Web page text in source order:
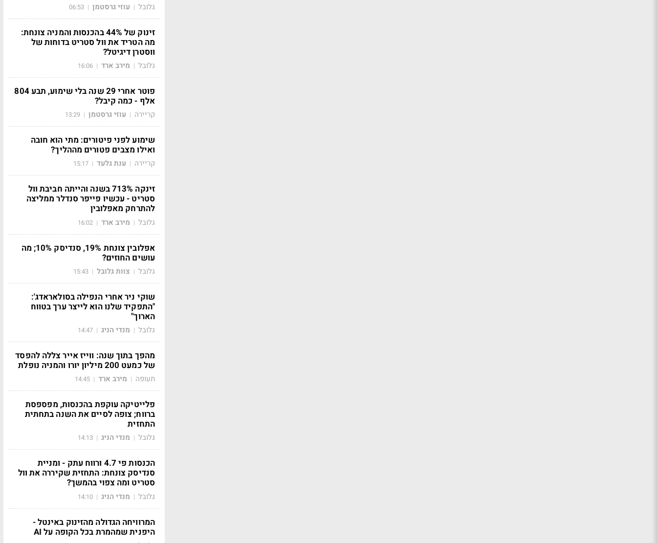
גלובל | עוזי גרסטמן |
06:53
זינוק של 44% בהכנסות והמניה צונחת:
מה הטריד את וול סטריט בדוחות של
ווסטרן דיגיטל?
גלובל | מירב ארד |
16:06
פוטר אחרי 29 שנה בלי שימוע, תבע 804
אלף - כמה קיבל?
קריירה | עוזי גרסטמן |
13:29
שימוע לפני פיטורים: מתי הוא חובה
ואילו מצבים פטורים מההליך?
קריירה | ענת גלעד |
15:17
זינקה 713% בשנה והייתה חביבת וול
סטריט - עכשיו פייפר סנדלר ממליצה
להתרחק מאפלובין
גלובל | מירב ארד |
16:02
אפלובין צונחת 19%, סנדיסק 10%; מה
עושים החוזים?
גלובל | צוות גלובל |
15:43
שוקי ניר אחרי הנפילה בסולאראדג':
"התפקיד שלנו הוא לייצר ערך בטווח
הארוך"
גלובל | מנדי הניג |
14:47
מהפך בתוך שנה: ווייז אייר צללה להפסד
של כמעט 200 מיליון יורו והמניה נופלת
תעופה | מירב ארד |
14:45
פלייטיקה עוקפת בהכנסות, מפספסת
ברווח; צופה לסיים את השנה בתחתית
התחזית
גלובל | מנדי הניג |
14:13
הכנסות פי 4.7 ורווח עתק - ומניית
סנדיסק צונחת: התחזית שקיררה את וול
סטריט ומה צפוי בהמשך?
גלובל | מנדי הניג |
14:10
המרוויחה הגדולה מהזינוק באינטל -
היפנית שמהמרת בכל הקופה על AI